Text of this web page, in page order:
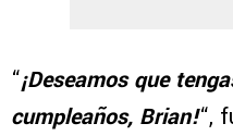
“¡Deseamos que
cumpleaños, Brian!“,